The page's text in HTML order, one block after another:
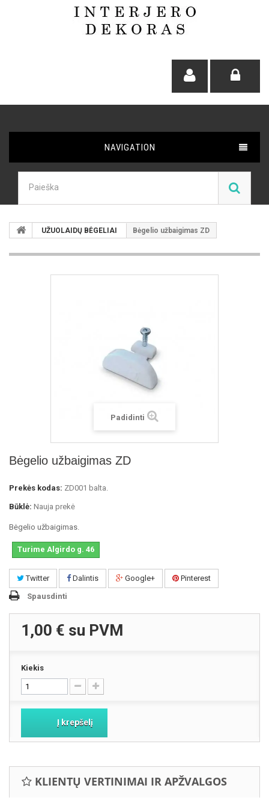
NAVIGATION
UŽUOLAIDŲ BĖGELIAI Bėgelio užbaigimas ZD
Padidinti
Bėgelio užbaigimas ZD
Prekės kodas: ZD001 balta.
Būklė: Nauja prekė
Bėgelio užbaigimas.
Turime Algirdo g. 46
Twitter Dalintis Google+
Pinterest
Spausdinti
1,00 € su PVM
Kiekis
Į krepšelį
KLIENTŲ VERTINIMAI IR APŽVALGOS